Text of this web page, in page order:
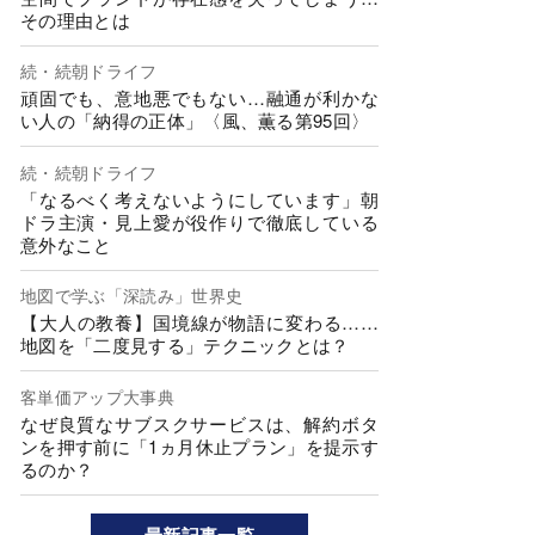
その理由とは
続・続朝ドライフ
頑固でも、意地悪でもない…融通が利かな
い人の「納得の正体」〈風、薫る第95回〉
続・続朝ドライフ
「なるべく考えないようにしています」朝
ドラ主演・見上愛が役作りで徹底している
意外なこと
地図で学ぶ「深読み」世界史
【大人の教養】国境線が物語に変わる……
地図を「二度見する」テクニックとは？
客単価アップ大事典
なぜ良質なサブスクサービスは、解約ボタ
ンを押す前に「1ヵ月休止プラン」を提示す
るのか？